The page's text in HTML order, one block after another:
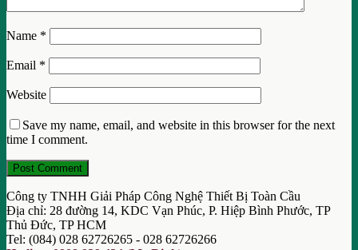
Name *
Email *
Website
Save my name, email, and website in this browser for the next
time I comment.
Công ty TNHH Giải Pháp Công Nghệ Thiết Bị Toàn Cầu
Địa chỉ: 28 đường 14, KDC Vạn Phúc, P. Hiệp Bình Phước, TP
Thủ Đức, TP HCM
Tel: (084) 028 62726265 - 028 62726266